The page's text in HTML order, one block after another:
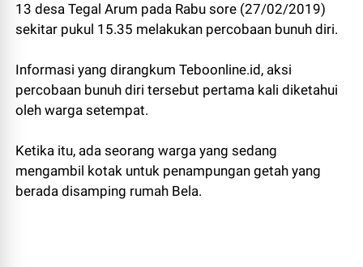
13 desa Tegal Arum pada Rabu sore (27/02/2019)
sekitar pukul 15.35 melakukan percobaan bunuh diri.
Informasi yang dirangkum Teboonline.id, aksi
percobaan bunuh diri tersebut pertama kali diketahui
oleh warga setempat.
Ketika itu, ada seorang warga yang sedang
mengambil kotak untuk penampungan getah yang
berada disamping rumah Bela.